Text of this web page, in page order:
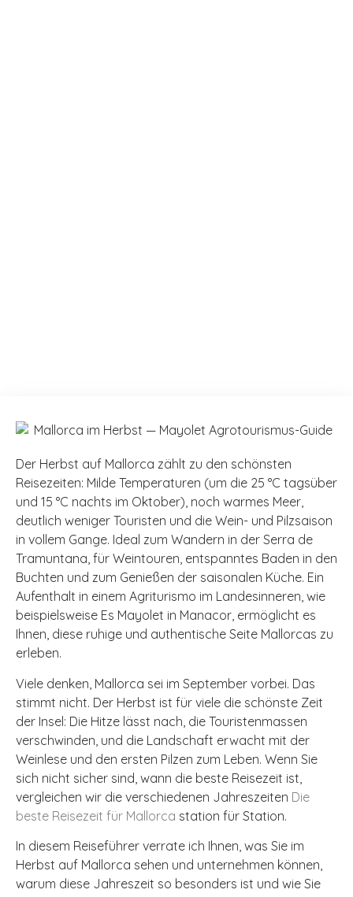
Der Herbst auf Mallorca zählt zu den schönsten
Reisezeiten: Milde Temperaturen (um die 25 °C tagsüber
und 15 °C nachts im Oktober), noch warmes Meer,
deutlich weniger Touristen und die Wein- und Pilzsaison
in vollem Gange. Ideal zum Wandern in der Serra de
Tramuntana, für Weintouren, entspanntes Baden in den
Buchten und zum Genießen der saisonalen Küche. Ein
Aufenthalt in einem Agriturismo im Landesinneren, wie
beispielsweise Es Mayolet in Manacor, ermöglicht es
Ihnen, diese ruhige und authentische Seite Mallorcas zu
erleben.
Viele denken, Mallorca sei im September vorbei. Das
stimmt nicht. Der Herbst ist für viele die schönste Zeit
der Insel: Die Hitze lässt nach, die Touristenmassen
verschwinden, und die Landschaft erwacht mit der
Weinlese und den ersten Pilzen zum Leben. Wenn Sie
sich nicht sicher sind, wann die beste Reisezeit ist,
vergleichen wir die verschiedenen Jahreszeiten Die
beste Reisezeit für Mallorca station für Station.
In diesem Reiseführer verrate ich Ihnen, was Sie im
Herbst auf Mallorca sehen und unternehmen können,
warum diese Jahreszeit so besonders ist und wie Sie